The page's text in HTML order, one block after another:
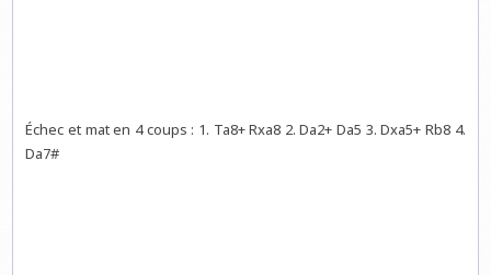
Échec et mat en 4 coups : 1. Ta8+ Rxa8 2. Da2+ Da5 3. Dxa5+ Rb8 4.
Da7#